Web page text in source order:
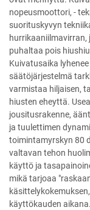
nopeusmoottori, -
suorituskyvyn
hurrikaaniilmavirran,
puhaltaa pois
Kuivatusaika
säätöjärjestelmä
varmistaa hiljaisen,
hiusten eheyttä.
jousitusrakenne,
ja tuulettimen
toimintamyrskyn 80
valtavan tehon
käyttö ja
mikä tarjoaa
käyttökauden aikana.